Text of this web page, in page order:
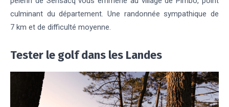
culminant du département. Une randonnée sympathique de
7 km et de difficulté moyenne.
Tester le golf dans les Landes